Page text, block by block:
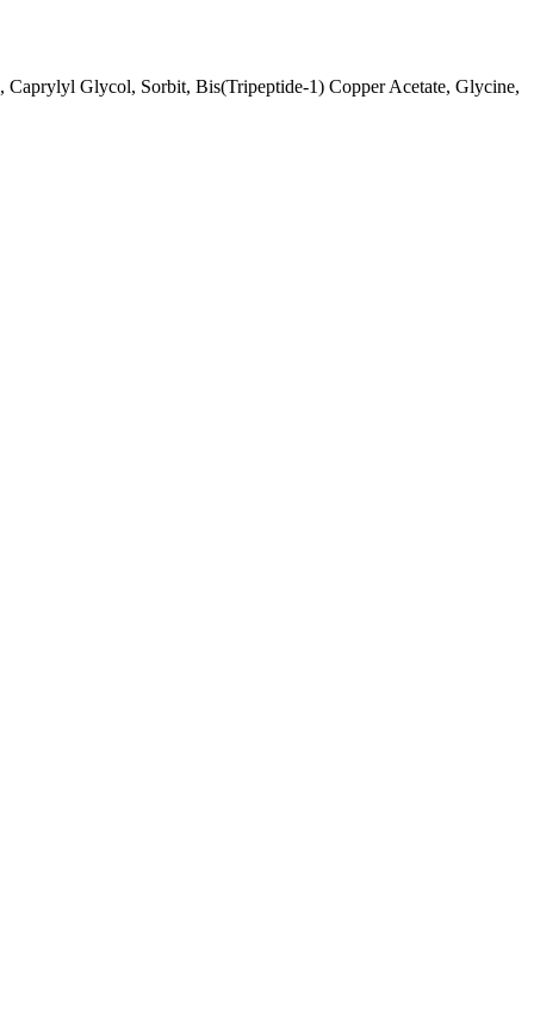
Glycol, Sorbit, Bis(Tripeptide-1) Copper Acetate, Glycine,